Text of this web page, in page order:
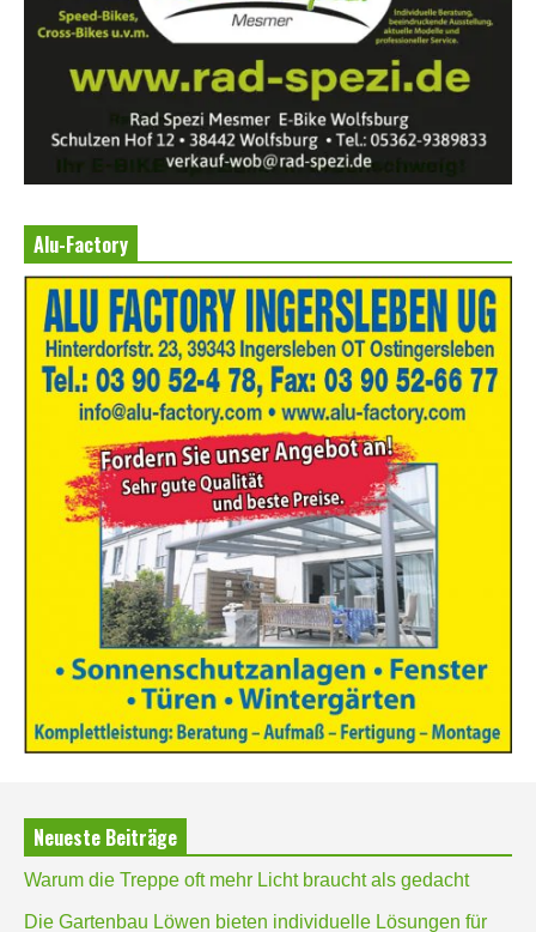
Alu-Factory
Neueste Beiträge
Warum die Treppe oft mehr Licht braucht als gedacht
Die Gartenbau Löwen bieten individuelle Lösungen für